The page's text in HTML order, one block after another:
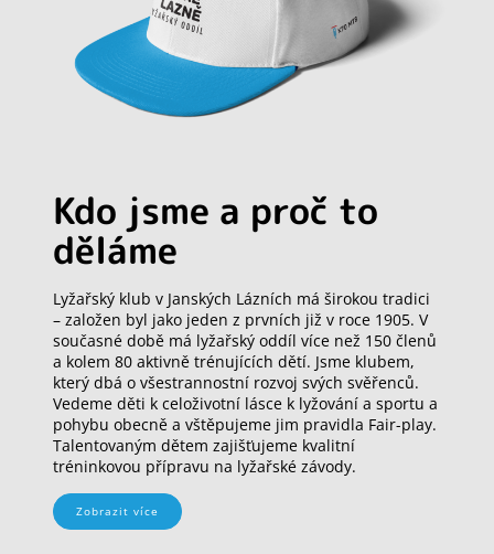
Kdo jsme a proč to
děláme
Lyžařský klub v Janských Lázních má širokou tradici
– založen byl jako jeden z prvních již v roce 1905. V
současné době má lyžařský oddíl více než 150 členů
a kolem 80 aktivně trénujících dětí. Jsme klubem,
který dbá o všestrannostní rozvoj svých svěřenců.
Vedeme děti k celoživotní lásce k lyžování a sportu a
pohybu obecně a vštěpujeme jim pravidla Fair-play.
Talentovaným dětem zajišťujeme kvalitní
tréninkovou přípravu na lyžařské závody.
Zobrazit více